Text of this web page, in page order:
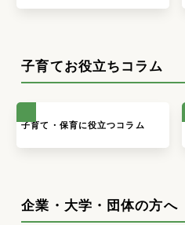
子育てお役立ちコラム
子育て・保育に役立つコラム
企業・大学・団体の方へ